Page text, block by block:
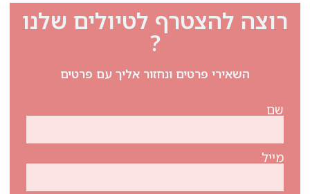
רוצה להצטרף לטיולים שלנו
?
השאירי פרטים ונחזור אליך עם פרטים
שם
מייל